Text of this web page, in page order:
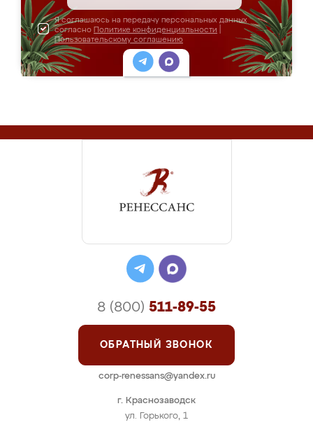
Я соглашаюсь на передачу персональных данных
согласно Политике конфиденциальности
Пользовательскому соглашению
г. Краснозаводск
ул. Горького, 1
8 (800) 511-89-55
ОБРАТНЫЙ ЗВОНОК
corp-renessans@yandex.ru